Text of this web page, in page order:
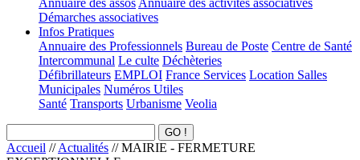
Annuaire des assosAnnuaire des activités associatives
Démarches associatives
Infos Pratiques
Annuaire des Professionnels Bureau de Poste Centre de Santé
Intercommunal Le culte Déchèteries
Défibrillateurs EMPLOI France Services Location Salles
Municipales Numéros Utiles
Santé Transports Urbanisme Veolia
Accueil //Actualités // MAIRIE - FERMETURE